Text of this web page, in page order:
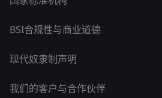
BSI合规性与商业道德
现代奴隶制声明
我们的客户与合作伙伴